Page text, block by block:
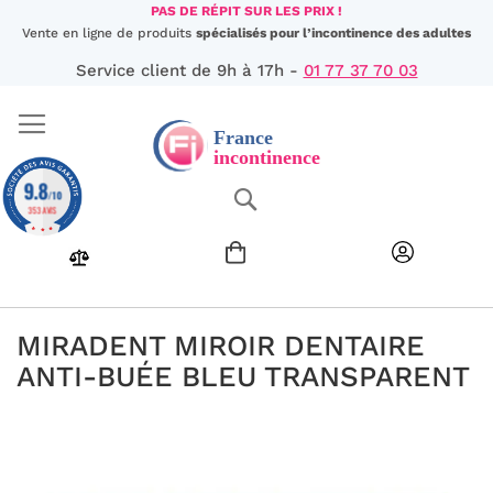
Aller
au
PAS DE RÉPIT SUR LES PRIX !
Vente en ligne de produits spécialisés pour l’incontinence des adultes
Service client de 9h à 17h - 01 77 37 70 03
MIRADENT MIROIR DENTAIRE
ANTI-BUÉE BLEU TRANSPARENT
9.8/10
353 AVIS